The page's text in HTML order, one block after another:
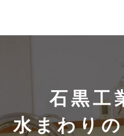
石黒工
水まわり